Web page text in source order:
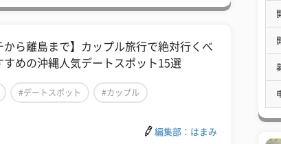
から離島まで】カップル旅行で絶対行くべ
すめの沖縄人気デートスポット15選
#デートスポット #カップル
編集部：はまみ